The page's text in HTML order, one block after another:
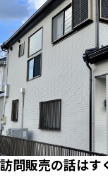
訪問販売の話はす